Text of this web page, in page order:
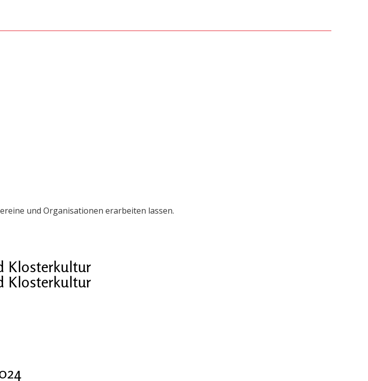
und Organisationen erarbeiten lassen.
Klosterkultur
Klosterkultur